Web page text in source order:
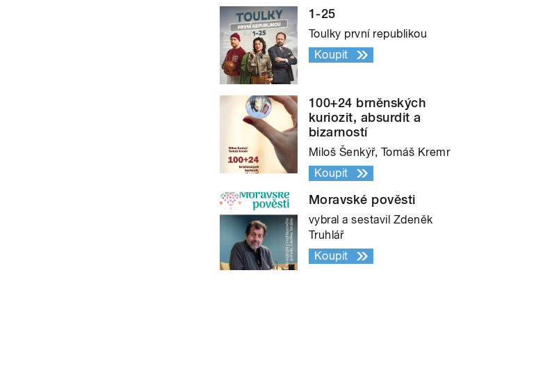
1-25
Toulky první republikou
Koupit
100+24 brněnských
kuriozit, absurdit a
bizarností
Miloš Šenkýř, Tomáš Kremr
Koupit
Moravské pověsti
vybral a sestavil Zdeněk
Truhlář
Koupit